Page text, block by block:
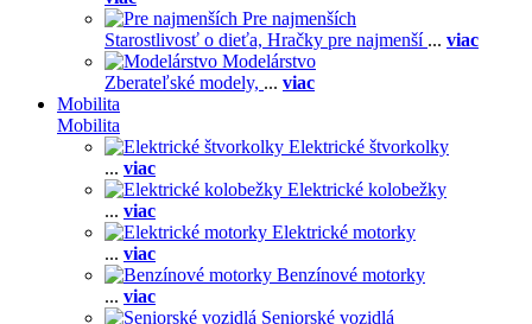
Pre najmenších
Starostlivosť o dieťa, Hračky pre najmenší ... viac
Modelárstvo
Zberateľské modely, ... viac
Mobilita
Mobilita
Elektrické štvorkolky
... viac
Elektrické kolobežky
... viac
Elektrické motorky
... viac
Benzínové motorky
... viac
Seniorské vozidlá